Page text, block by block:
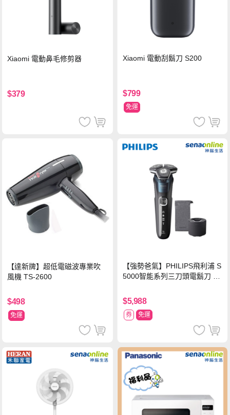
Xiaomi 電動鼻毛修剪器
$379
Xiaomi 電動刮鬍刀 S200
$799
免運
【達新牌】超低電磁波專業吹
風機 TS-2600
$498
免運
【強勢爸氣】PHILIPS飛利浦 S
5000智能系列三刀頭電鬍刀 S5
$5,988
券 免運